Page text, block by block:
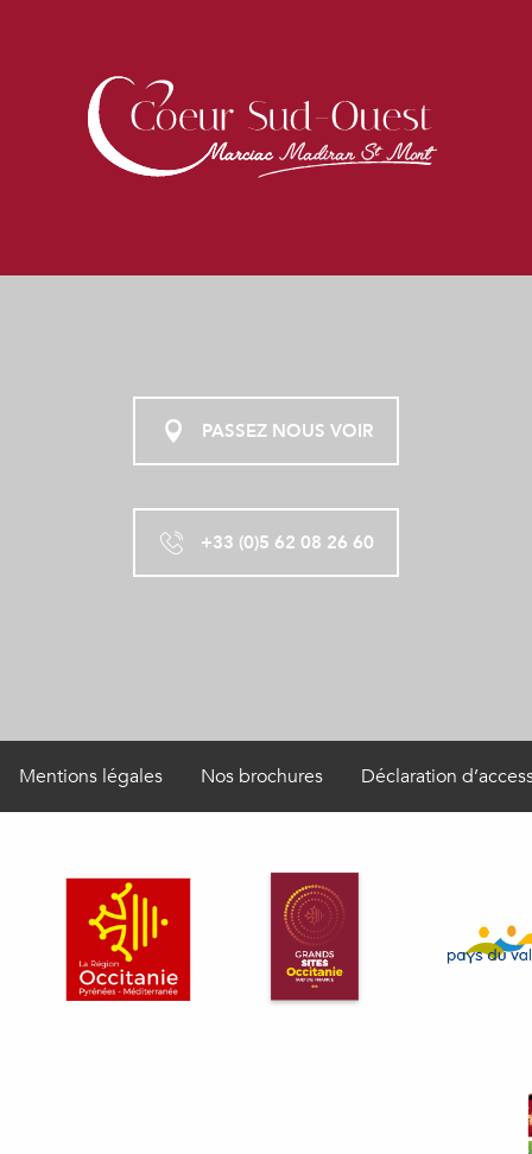
PASSEZ NOUS VOIR
+33 (0)5 62 08 26 60
Mentions légales Nos brochures Déclaration